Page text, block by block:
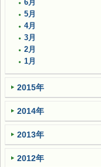
6月
5月
4月
3月
2月
1月
2015年
2014年
2013年
2012年